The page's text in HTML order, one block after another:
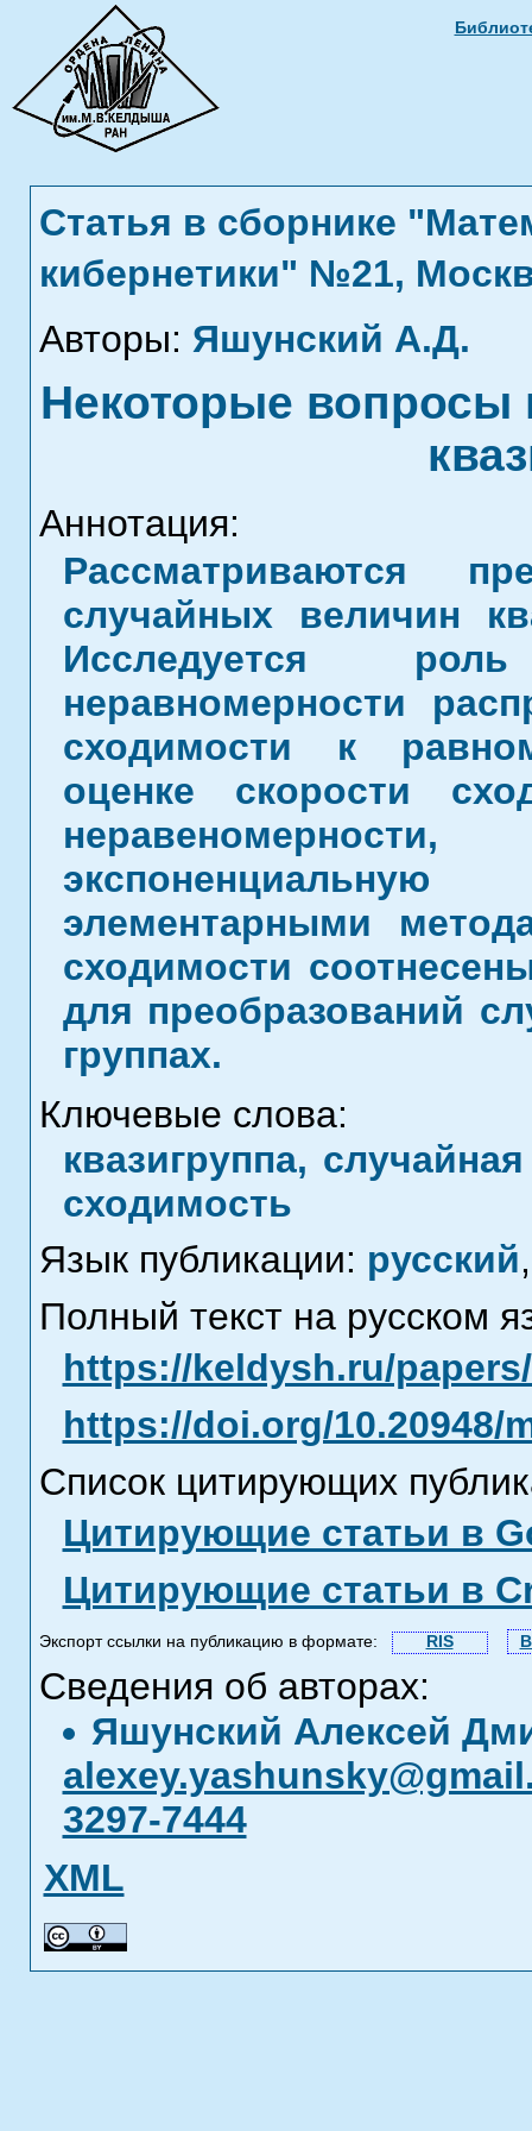
Статья в сборнике
кибернетики" №21,
Авторы: Яшунский А.Д.
Некоторые вопросы
Аннотация:
Рассматриваются
случайных величин
Исследуется
неравномерности
сходимости к
оценке скорости
элементарными
сходимости
для преобразований
группах.
Ключевые слова:
квазигруппа,
сходимость
Язык публикации: русский,
Полный текст на русском
https://keldysh.ru/
https://doi.org/10.20948/
Список цитирующих
Цитирующие статьи в
Цитирующие статьи в
Экспорт ссылки на публикацию в формате: RIS
Сведения об авторах:
Яшунский Алексей
3297-7444
XML